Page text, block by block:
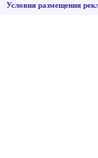
Условия размещения